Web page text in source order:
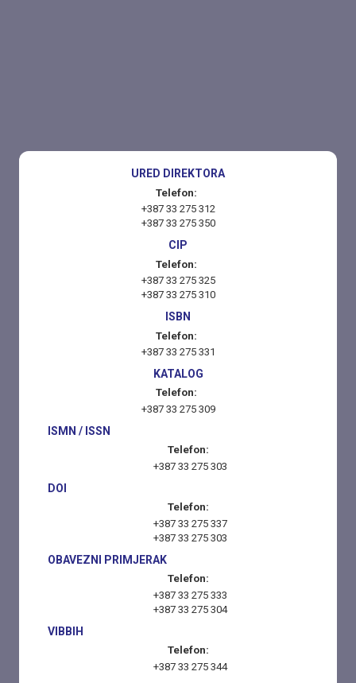
URED DIREKTORA
Telefon:
+387 33 275 312
+387 33 275 350
CIP
Telefon:
+387 33 275 325
+387 33 275 310
ISBN
Telefon:
+387 33 275 331
KATALOG
Telefon:
+387 33 275 309
ISMN / ISSN
Telefon:
+387 33 275 303
DOI
Telefon:
+387 33 275 337
+387 33 275 303
OBAVEZNI PRIMJERAK
Telefon:
+387 33 275 333
+387 33 275 304
VIBBIH
Telefon:
+387 33 275 344